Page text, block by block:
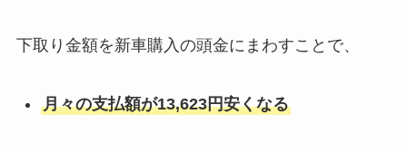
下取り金額を新車購入の頭金にまわすことで、
月々の支払額が13,623円安くなる